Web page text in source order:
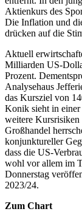
Aktienkurs des
Die Inflation und
drücken auf die
Aktuell
Milliarden US-
Prozent.
Analysehaus
das Kursziel von
Konik sieht in einer
weitere
Großhandel
konjunktureller
dass die US-
wohl vor allem im
Donnerstag
2023/24.
Zum Chart